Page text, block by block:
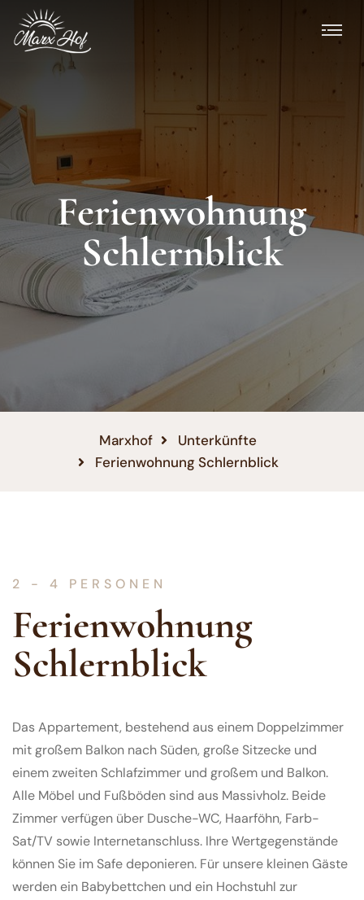
Ferienwohnung
Schlernblick
Marxhof
Unterkünfte
Ferienwohnung Schlernblick
2 - 4 PERSONEN
Ferienwohnung
Schlernblick
Das Appartement, bestehend aus einem Doppelzimmer
mit großem Balkon nach Süden, große Sitzecke und
einem zweiten Schlafzimmer und großem und Balkon.
Alle Möbel und Fußböden sind aus Massivholz. Beide
Zimmer verfügen über Dusche-WC, Haarföhn, Farb-
Sat/TV sowie Internetanschluss. Ihre Wertgegenstände
können Sie im Safe deponieren. Für unsere kleinen Gäste
werden ein Babybettchen und ein Hochstuhl zur